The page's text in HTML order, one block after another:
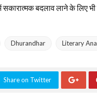
बदलाव लाने के लिए भी
Dhurandhar Literary
Share on Twitter